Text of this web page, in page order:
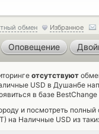
обмен Избранное
Оповещение
отсутствуют
USD в Душанбе
в базе
и посмотреть
на Наличные USD из